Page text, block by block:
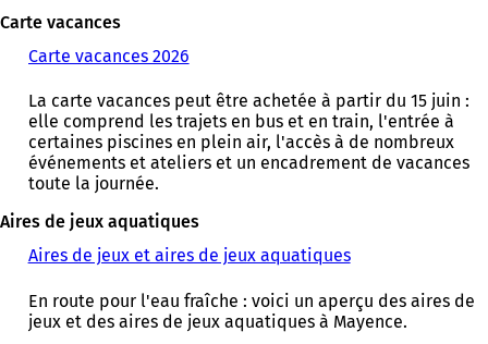
l
o
n
g
l
e
a
s
u
n
n
o
v
e
l
n
g
Carte vacances
Carte vacances 2026
'
o
u
v
d
n
u
n
La carte vacances peut être achetée à partir du 15 juin :
elle comprend les trajets en bus et en train, l'entrée à
certaines piscines en plein air, l'accès à de nombreux
événements et ateliers et un encadrement de vacances
toute la journée.
Aires de jeux aquatiques
Aires de jeux et aires de jeux aquatiques
En route pour l'eau fraîche : voici un aperçu des aires de
jeux et des aires de jeux aquatiques à Mayence.